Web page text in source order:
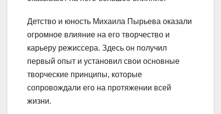
Детство и юность Михаила Пырьева оказали
огромное влияние на его творчество и
карьеру режиссера. Здесь он получил
первый опыт и установил свои основные
творческие принципы, которые
сопровождали его на протяжении всей
жизни.